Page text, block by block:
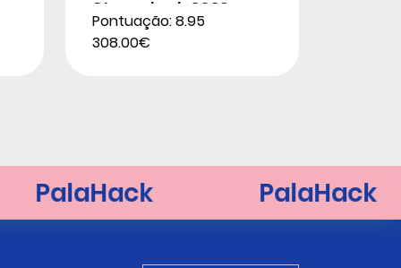
Pontuação: 8.95
308.00€